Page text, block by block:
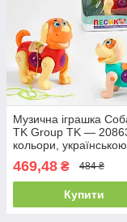
Музична іграшка
TK Group TK —
кольори, українською
469,48 ₴ 484 ₴
Купити